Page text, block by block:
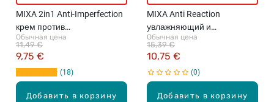
Добавить в корзину
MIXA 2in1 Anti-Imperfection
крем против
несовершенств кожи, 50мл
Обычная цена
9,75 €
11,49 €
18
Добавить в корзину
MIXA Anti Reaction
увлажняющий и
регенерирующий крем,
50мл
Обычная цена
10,75 €
15,39 €
0